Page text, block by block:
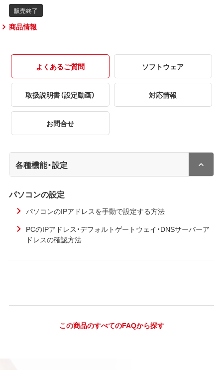
商品情報
よくあるご質問 ソフトウェア
取扱説明書（設定動画） 対応情報
お問合せ
各種機能・設定
パソコンの設定
パソコンのIPアドレスを手動で設定する方法
PCのIPアドレス・デフォルトゲートウェイ・DNSサーバーア
ドレスの確認方法
この商品のすべてのFAQから探す